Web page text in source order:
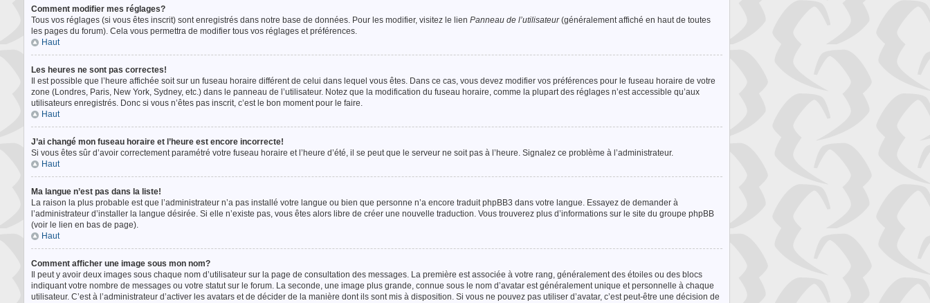
Comment modifier mes réglages?
Tous vos réglages (si vous êtes inscrit) sont enregistrés dans notre base de données. Pour les modifier, visitez le lien Panneau de l’utilisateur(généralement affiché en haut de toutes
les pages du forum). Cela vous permettra de modifier tous vos réglages et préférences.
Haut
Les heures ne sont pas correctes!
Il est possible que l’heure affichée soit sur un fuseau horaire différent de celui dans lequel vous êtes. Dans ce cas, vous devez modifier vos préférences pour le fuseau horaire de votre
zone (Londres, Paris, New York, Sydney, etc.) dans le panneau de l’utilisateur. Notez que la modification du fuseau horaire, comme la plupart des réglages n’est accessible qu’aux
utilisateurs enregistrés. Donc si vous n’êtes pas inscrit, c’est le bon moment pour le faire.
Haut
J’ai changé mon fuseau horaire et l’heure est encore incorrecte!
Si vous êtes sûr d’avoir correctement paramétré votre fuseau horaire et l’heure d’été, il se peut que le serveur ne soit pas à l’heure. Signalez ce problème à l’administrateur.
Haut
Ma langue n’est pas dans la liste!
La raison la plus probable est que l’administrateur n’a pas installé votre langue ou bien que personne n’a encore traduit phpBB3 dans votre langue. Essayez de demander à
l’administrateur d’installer la langue désirée. Si elle n’existe pas, vous êtes alors libre de créer une nouvelle traduction. Vous trouverez plus d’informations sur le site du groupe phpBB
(voir le lien en bas de page).
Haut
Comment afficher une image sous mon nom?
Il peut y avoir deux images sous chaque nom d’utilisateur sur la page de consultation des messages. La première est associée à votre rang, généralement des étoiles ou des blocs
indiquant votre nombre de messages ou votre statut sur le forum. La seconde, une image plus grande, connue sous le nom d’avatar est généralement unique et personnelle à chaque
utilisateur. C’est à l’administrateur d’activer les avatars et de décider de la manière dont ils sont mis à disposition. Si vous ne pouvez pas utiliser d’avatar, c’est peut-être une décision de